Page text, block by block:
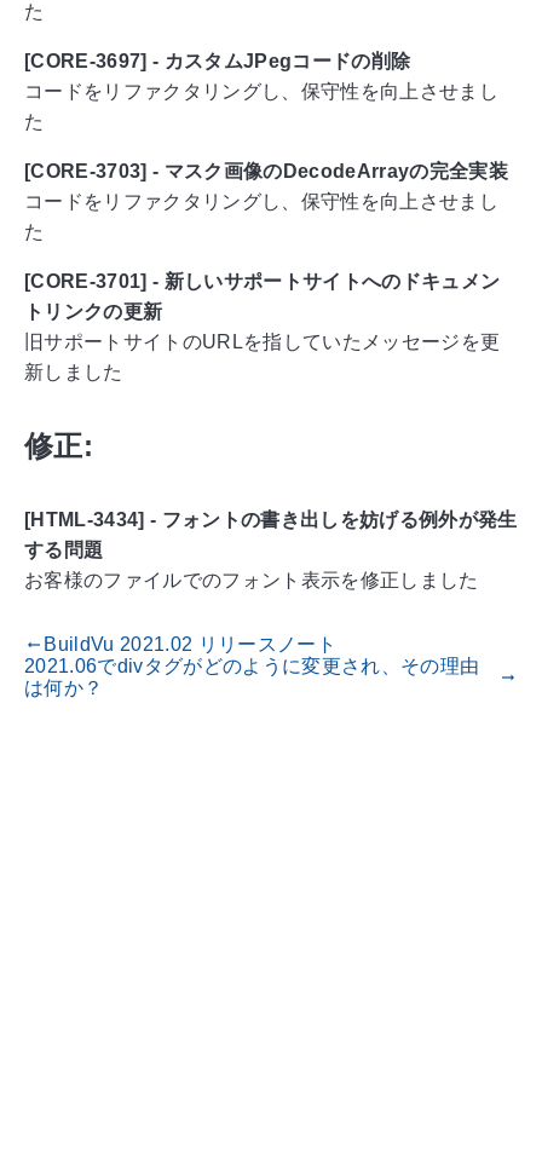
た
[CORE-3697] - カスタムJPegコードの削除
コードをリファクタリングし、保守性を向上させまし
た
[CORE-3703] - マスク画像のDecodeArrayの完全実装
コードをリファクタリングし、保守性を向上させまし
た
[CORE-3701] - 新しいサポートサイトへのドキュメン
トリンクの更新
旧サポートサイトのURLを指していたメッセージを更
新しました
修正:
[HTML-3434] - フォントの書き出しを妨げる例外が発生
する問題
お客様のファイルでのフォント表示を修正しました
gdoc_arrow_left_alt BuildVu 2021.02 リリースノート
2021.06でdivタグがどのように変更され、その理由
は何か？
gdoc_arrow_right_alt